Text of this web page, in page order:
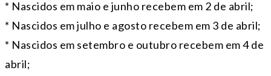
* Nascidos em maio e junho recebem em 2 de abril;
* Nascidos em julho e agosto recebem em 3 de abril;
* Nascidos em setembro e outubro recebem em 4 de
abril;